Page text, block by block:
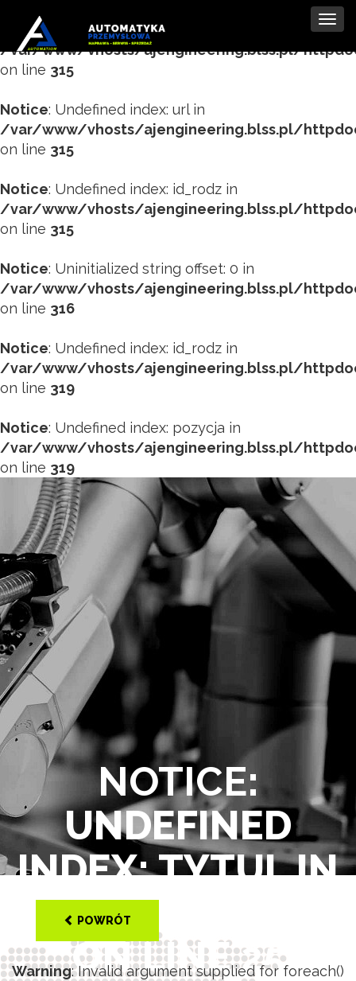
Notice: Undefined index: tytul in
/var/www/vhosts/ajengineering.blss.pl/
on line 315
Notice: Undefined index: url in
/var/www/vhosts/ajengineering.blss.pl/
on line 315
Notice: Undefined index: id_rodz in
/var/www/vhosts/ajengineering.blss.pl/
on line 315
Notice: Uninitialized string offset: 0 in
/var/www/vhosts/ajengineering.blss.pl/
on line 316
Notice: Undefined index: id_rodz in
/var/www/vhosts/ajengineering.blss.pl/
on line 319
Notice: Undefined index: pozycja in
/var/www/vhosts/ajengineering.blss.pl/
on line 319
NOTICE:
UNDEFINED
INDEX: TYTUL IN
/VAR/WWW/
ON LINE25
POWRÓT
Warning: Invalid argument supplied for foreach()